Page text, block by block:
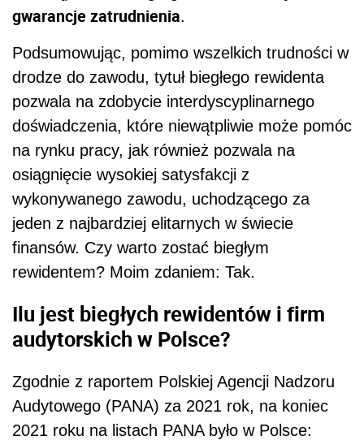
gwarancje zatrudnienia.
Podsumowując, pomimo wszelkich trudności w
drodze do zawodu, tytuł biegłego rewidenta
pozwala na zdobycie interdyscyplinarnego
doświadczenia, które niewątpliwie może pomóc
na rynku pracy, jak również pozwala na
osiągnięcie wysokiej satysfakcji z
wykonywanego zawodu, uchodzącego za
jeden z najbardziej elitarnych w świecie
finansów. Czy warto zostać biegłym
rewidentem? Moim zdaniem: Tak.
Ilu jest biegłych rewidentów i firm
audytorskich w Polsce?
Zgodnie z raportem Polskiej Agencji Nadzoru
Audytowego (PANA) za 2021 rok, na koniec
2021 roku na listach PANA było w Polsce: